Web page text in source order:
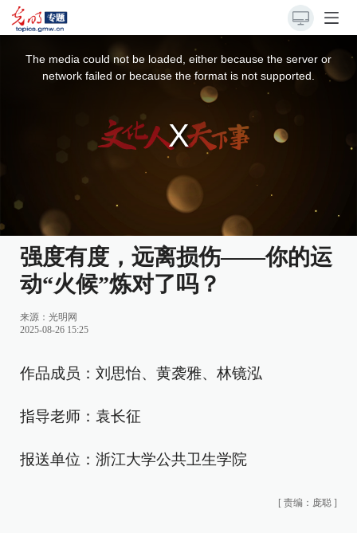
The media could not be loaded, either because the server or
network failed or because the format is not supported.
强度有度，远离损伤——你的运
动“火候”炼对了吗？
来源： 光明网
2025-08-26 15:25
作品成员：刘思怡、黄袭雅、林镜泓
指导老师：袁长征
报送单位：浙江大学公共卫生学院
[ 责编：庞聪 ]